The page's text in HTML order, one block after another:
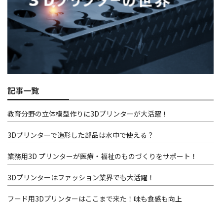
記事一覧
教育分野の立体模型作りに3Dプリンターが大活躍！
3Dプリンターで造形した部品は水中で使える？
業務用3D プリンターが医療・福祉のものづくりをサポート！
3Dプリンターはファッション業界でも大活躍！
フード用3Dプリンターはここまで来た！味も食感も向上